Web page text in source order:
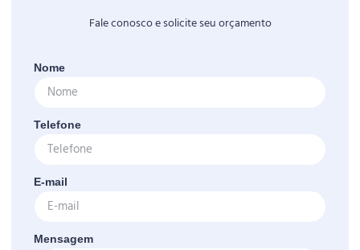
Fale conosco e solicite seu orçamento
Nome
Telefone
E-mail
Mensagem